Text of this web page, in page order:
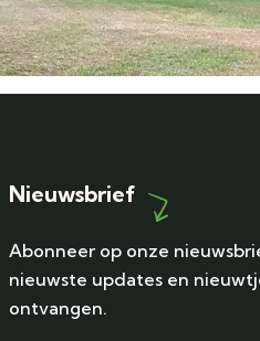
Nieuwsbrief
Abonneer op onze
nieuwste updates en
ontvangen.